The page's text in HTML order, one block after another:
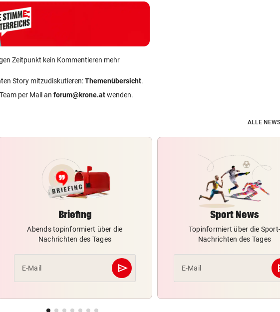
Zeitpunkt kein Kommentieren mehr
Story mitzudiskutieren:Themenübersicht.
per Mail an forum@krone.atwenden.
ALLE
Briefing
Abends topinformiert über die
Nachrichten des Tages
E-Mail send
Abschicken
Sport News
Topinformiert über die Sport-
Nachrichten des Tages
E-Mail